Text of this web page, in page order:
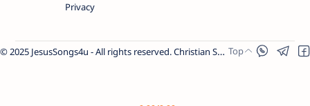
Privacy
© 2025 JesusSongs4u - All rights reserved. Christian Songs | Bible-based Lyrics | Worship Music.